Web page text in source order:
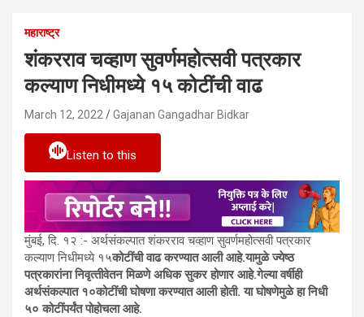
महाराष्ट्र
शंकरराव चव्हाण सुवर्णमहोत्‍सवी पत्रकार
कल्‍याण निधीमध्ये १५ कोटींची वाढ
March 12, 2022 Gajanan Gangadhar Bidkar
Listen to this
मुंबई, दि. १२ :- अर्थसंकल्‍पात शंकरराव चव्हाण सुवर्णमहोत्‍सवी पत्रकार
कल्‍याण निधीमध्ये १५कोटींची वाढ करण्यात आली आहे.यामुळे ज्‍येष्‍ठ
पत्रकारांना निवृत्‍तीवेतन मिळणे अधिक सुकर होणार आहे.गेल्‍या वर्षीही
अर्थसंकल्‍पात १०कोटींची घोषणा करण्यात आली होती. या घोषणेमुळे हा निधी
५० कोटींपर्यंत पोहोचला आहे.